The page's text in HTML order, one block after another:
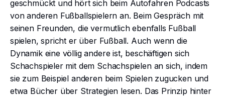
geschmückt und hört sich beim Autofahren Podcasts
von anderen Fußballspielern an. Beim Gespräch mit
seinen Freunden, die vermutlich ebenfalls Fußball
spielen, spricht er über Fußball. Auch wenn die
Dynamik eine völlig andere ist, beschäftigen sich
Schachspieler mit dem Schachspielen an sich, indem
sie zum Beispiel anderen beim Spielen zugucken und
etwa Bücher über Strategien lesen. Das Prinzip hinter